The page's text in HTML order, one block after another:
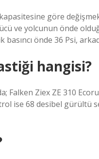
kapasitesine göre
ve yolcunun önde
önde 36 Psi,
hangisi?
Falken Ziex ZE 310
ise 68 desibel gürültü